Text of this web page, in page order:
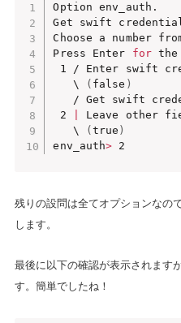
Option env_auth.
Get swift
Choose a number
Press Enter for the
1 / Enter swift
   \
( false )
/ Get swift
2
Leave other
   \
(true )
env_auth> 2
残りの設問は全てオプションなの
します。
最後に以下の確認が表示されます
す。簡単でしたね！